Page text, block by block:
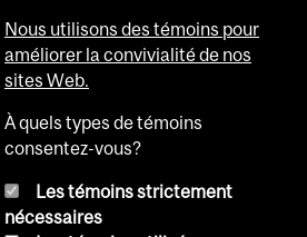
Nous utilisons des témoins pour
améliorer la convivialité de nos
sites Web.
À quels types de témoins
consentez-vous?
Les témoins strictement
nécessaires